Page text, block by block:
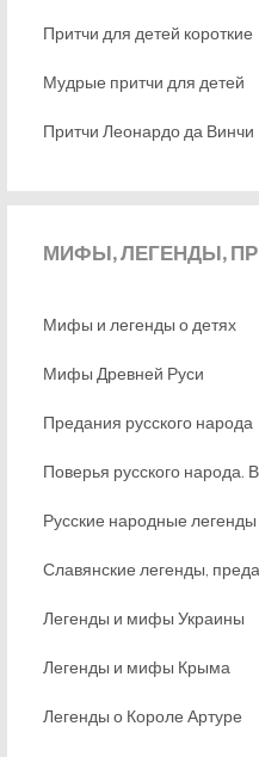
Притчи для детей короткие
Мудрые притчи для детей
Притчи Леонардо да Винчи
МИФЫ,ЛЕГЕНДЫ,
Мифы и легенды о детях
Мифы Древней Руси
Предания русского народа
Поверья русского народа.
Русские народные
Славянские легенды,
Легенды и мифы Украины
Легенды и мифы Крыма
Легенды о Короле Артуре